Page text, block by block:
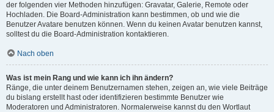
der folgenden vier Methoden hinzufügen: Gravatar, Galerie, Remote oder
Hochladen. Die Board-Administration kann bestimmen, ob und wie die
Benutzer Avatare benutzen können. Wenn du keinen Avatar benutzen kannst,
solltest du die Board-Administration kontaktieren.
Nach oben
Was ist mein Rang und wie kann ich ihn ändern?
Ränge, die unter deinem Benutzernamen stehen, zeigen an, wie viele Beiträge
du bislang erstellt hast oder identifizieren bestimmte Benutzer wie
Moderatoren und Administratoren. Normalerweise kannst du den Wortlaut